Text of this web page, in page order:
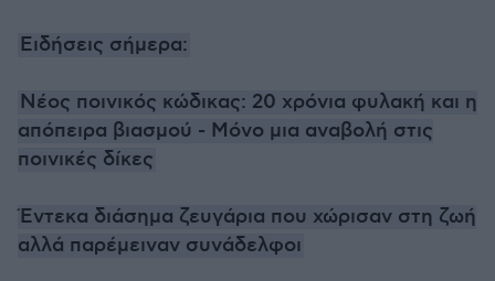
Ειδήσεις σήμερα:
Νέος ποινικός κώδικας: 20 χρόνια φυλακή και η
απόπειρα βιασμού - Μόνο μια αναβολή στις
ποινικές δίκες
Έντεκα διάσημα ζευγάρια που χώρισαν στη ζωή
αλλά παρέμειναν συνάδελφοι